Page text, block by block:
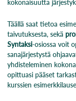
kokonaisuutta
Täällä saat tietoa
taivutuksesta, sekä
Syntaksi-osiossa voit
sanajärjestystä
yhdisteleminen
opittuasi pääset
kurssien